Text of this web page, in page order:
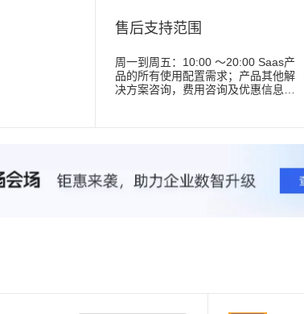
售后支持范围
周一到周五：10:00 ～20:00 Saas产
品的所有使用配置需求；产品其他解
决方案咨询，费用咨询及优惠信息